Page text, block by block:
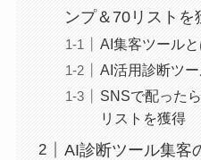
ンプ＆70リストを
AI集客ツール
AI活用診断ツ
SNSで配った
リストを獲得
AI診断ツール集客